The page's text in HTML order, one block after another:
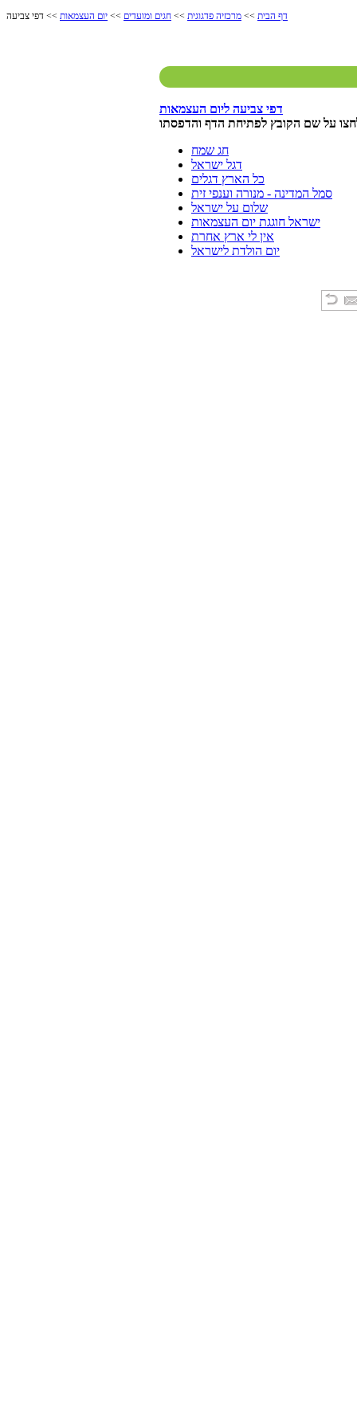
דף הבית >> מרכזיה פדגוגית >> חגים ומועדים >> יום העצמאות >> דפי צביעה
דפי צביעה ליום העצמאות
על שם הקובץ לפתיחת הדף והדפסתו
חג שמח
דגל ישראל
כל הארץ דגלים
סמל המדינה - מנורה וענפי זית
שלום על ישראל
ישראל חוגגת יום העצמאות
אין לי ארץ אחרת
יום הולדת לישראל